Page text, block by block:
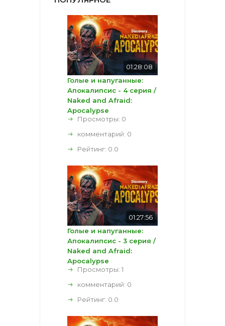
01:28:08
Голые и напуганные:
Апокалипсис - 4 серия /
Naked and Afraid:
Apocalypse
Просмотры: 0
комментарий: 0
Рейтинг: 0.0
01:27:56
Голые и напуганные:
Апокалипсис - 3 серия /
Naked and Afraid:
Apocalypse
Просмотры: 1
комментарий: 0
Рейтинг: 0.0